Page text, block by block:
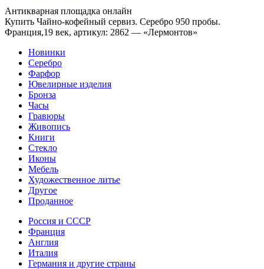
Антикварная площадка онлайн
Купить Чайно-кофейный сервиз. Серебро 950 пробы.
Франция,19 век, артикул: 2862 — «Лермонтов»
Новинки
Серебро
Фарфор
Ювелирные изделия
Бронза
Часы
Гравюры
Живопись
Книги
Стекло
Иконы
Мебель
Художественное литье
Другое
Проданное
Россия и СССР
Франция
Англия
Италия
Германия и другие страны